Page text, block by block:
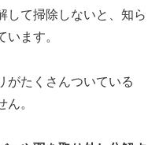
して掃除しないと、知ら
ます。
がたくさんついている
。